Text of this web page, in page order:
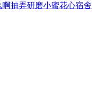
抽弄研磨小蜜花心宿舍